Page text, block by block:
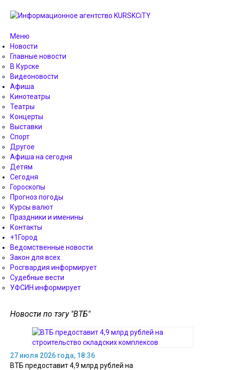
Меню
Новости
Главные новости
В Курске
Видеоновости
Афиша
Кинотеатры
Театры
Концерты
Выставки
Спорт
Другое
Афиша на сегодня
Детям
Сегодня
Гороскопы
Прогноз погоды
Курсы валют
Праздники и именины
Контакты
+1Город
Ведомственные новости
Закон для всех
Росгвардия информирует
Судебные вести
УФСИН информирует
Новости по тэгу "ВТБ"
27 июля 2026 года, 18:36
ВТБ предоставит 4,9 млрд рублей на